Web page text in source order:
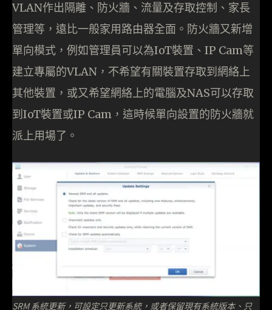
VLAN作出隔離、防火牆、流量及存取控制、家長
管理等，遠比一般家用路由器全面。防火牆又新增
單向模式，例如管理員可以為IoT裝置、IP Cam等
建立專屬的VLAN，不希望有關裝置存取到網絡上
其他裝置，或又希望網絡上的電腦及NAS可以存取
到IoT裝置或IP Cam，這時候單向設置的防火牆就
派上用場了。
SRM 系統更新，可設定只更新系統，或者保留現有系統版本、只